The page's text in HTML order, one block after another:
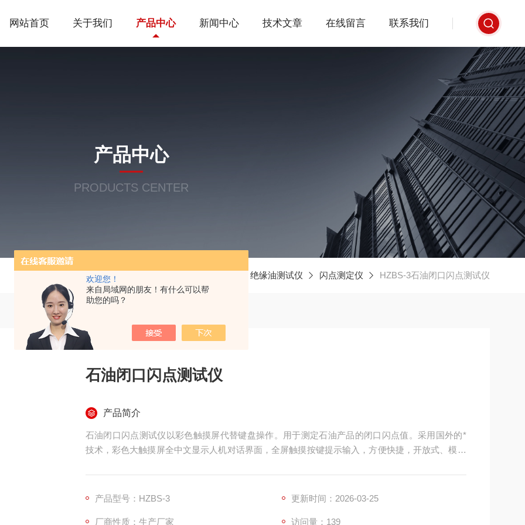
欢迎您！
来自局域网的朋友！有什么可以帮
助您的吗？
网站首页 关于我们 产品中心 新闻中心 技术文章 在线留言 联系我们
产品中心
PRODUCTS CENTER
绝缘油测试仪 闪点测定仪 HZBS-3石油闭口闪点测试仪
石油闭口闪点测试仪
产品简介
石油闭口闪点测试仪以彩色触摸屏代替键盘操作。用于测定石油产品的闭口闪点值。采用国外的*
技术，彩色大触摸屏全中文显示人机对话界面，全屏触摸按键提示输入，方便快捷，开放式、模糊
产品型号：HZBS-3
更新时间：2026-03-25
厂商性质：生产厂家 访问量：139